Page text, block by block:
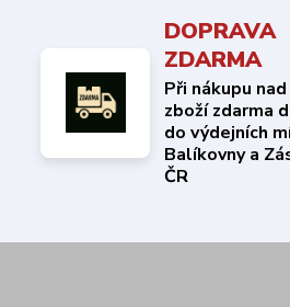
DOPRAVA
ZDARMA
Při nákupu
zboží zdarma
do výdejních
Balíkovny a
ČR